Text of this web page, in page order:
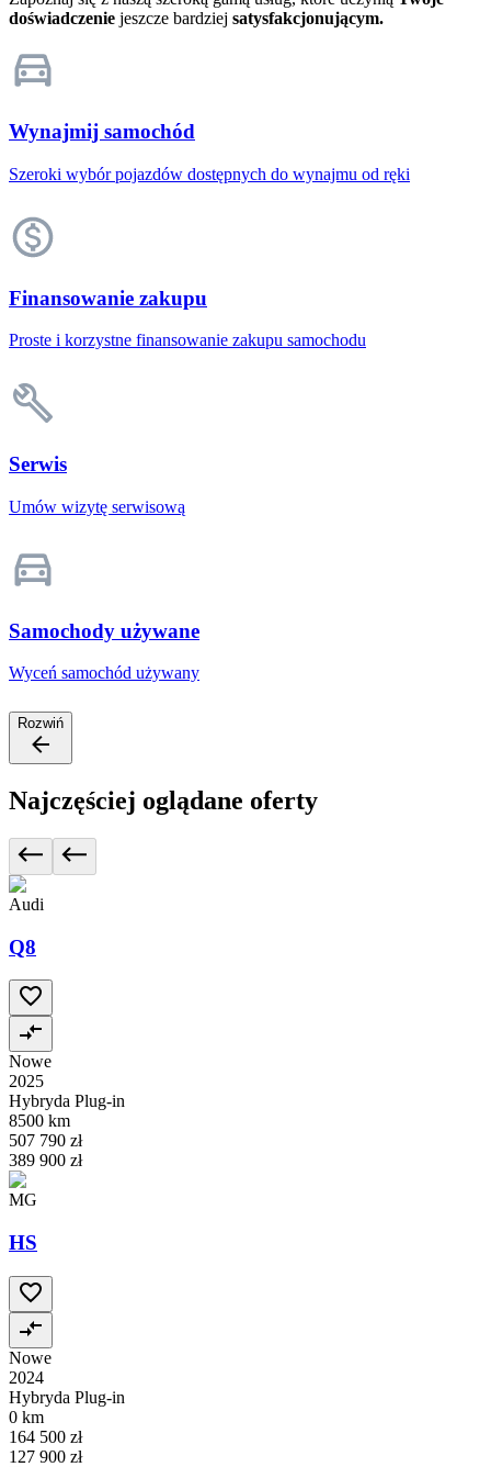
doświadczenie jeszcze bardziej satysfakcjonującym.
Wynajmij samochód
Szeroki wybór pojazdów dostępnych do wynajmu od ręki
Finansowanie zakupu
Proste i korzystne finansowanie zakupu samochodu
Serwis
Umów wizytę serwisową
Samochody używane
Wyceń samochód używany
Rozwiń
Najczęściej oglądane oferty
Audi
Q8
Nowe
2025
Hybryda Plug-in
8500 km
507 790 zł
389 900 zł
MG
HS
Nowe
2024
Hybryda Plug-in
0 km
164 500 zł
127 900 zł